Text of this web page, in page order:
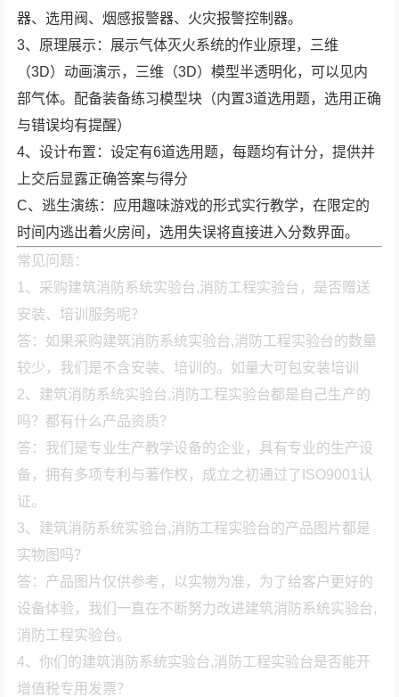
器、选用阀、烟感报警器、火灾报警控制器。
3、原理展示：展示气体灭火系统的作业原理，三维
（3D）动画演示，三维（3D）模型半透明化，可以见内
部气体。配备装备练习模型块（内置3道选用题，选用正确
与错误均有提醒）
4、设计布置：设定有6道选用题，每题均有计分，提供并
上交后显露正确答案与得分
C、逃生演练：应用趣味游戏的形式实行教学，在限定的
时间内逃出着火房间，选用失误将直接进入分数界面。
常见问题：
1、采购建筑消防系统实验台,消防工程实验台，是否赠送
安装、培训服务呢？
答：如果采购建筑消防系统实验台,消防工程实验台的数量
较少，我们是不含安装、培训的。如量大可包安装培训
2、建筑消防系统实验台,消防工程实验台都是自己生产的
吗？都有什么产品资质？
答：我们是专业生产教学设备的企业，具有专业的生产设
备，拥有多项专利与著作权，成立之初通过了ISO9001认
证。
3、建筑消防系统实验台,消防工程实验台的产品图片都是
实物图吗？
答：产品图片仅供参考，以实物为准，为了给客户更好的
设备体验，我们一直在不断努力改进建筑消防系统实验台,
消防工程实验台。
4、你们的建筑消防系统实验台,消防工程实验台是否能开
增值税专用发票？